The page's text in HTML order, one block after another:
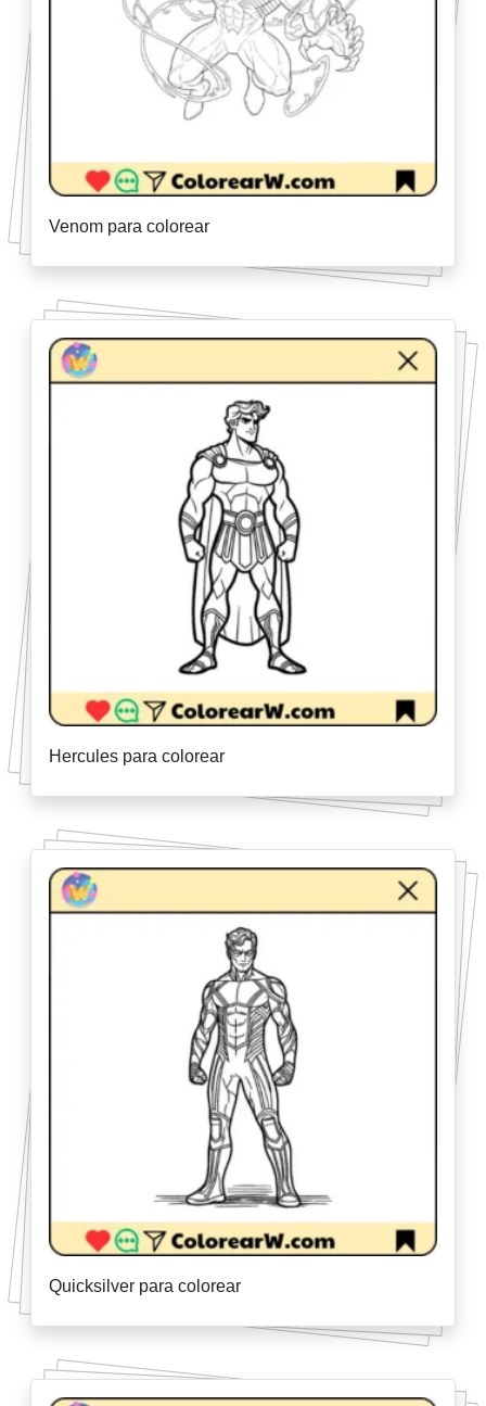
Venom para colorear
Hercules para colorear
Quicksilver para colorear